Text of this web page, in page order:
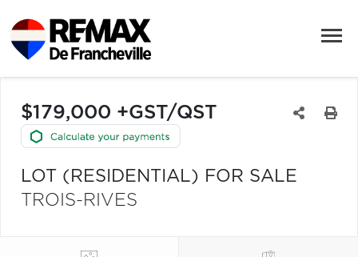
$179,000 +GST/QST
LOT (RESIDENTIAL) FOR SALE
TROIS-RIVES